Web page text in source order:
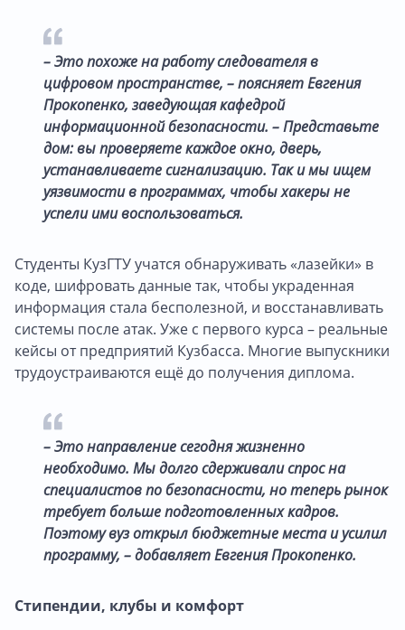
– Это похоже на работу следователя в
цифровом пространстве, – поясняет Евгения
Прокопенко, заведующая кафедрой
информационной безопасности. – Представьте
дом: вы проверяете каждое окно, дверь,
устанавливаете сигнализацию. Так и мы ищем
уязвимости в программах, чтобы хакеры не
успели ими воспользоваться.
Студенты КузГТУ учатся обнаруживать «лазейки» в
коде, шифровать данные так, чтобы украденная
информация стала бесполезной, и восстанавливать
системы после атак. Уже с первого курса – реальные
кейсы от предприятий Кузбасса. Многие выпускники
трудоустраиваются ещё до получения диплома.
–Это направление сегодня жизненно
необходимо. Мы долго сдерживали спрос на
специалистов по безопасности, но теперь рынок
требует больше подготовленных кадров.
Поэтому вуз открыл бюджетные места и усилил
программу, – добавляет Евгения Прокопенко.
Стипендии, клубы и комфорт